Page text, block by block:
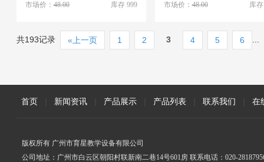
库存 999
市场价：48.00
库
市场价：48.00
共193记录 «上一页 1 2 3 4 5 6
首页 新闻资讯 产品展示 产品列表 联系我们 在
版权所有 广州市育星教学设备有限公司
公司地址：广州市白云区朝阳村联新南二巷14号601房 联系电话：020-